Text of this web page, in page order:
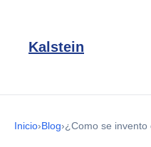
Kalstein
Inicio›Blog›¿Como se